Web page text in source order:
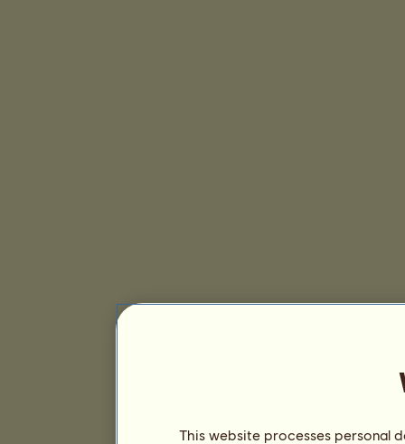
This website processes personal